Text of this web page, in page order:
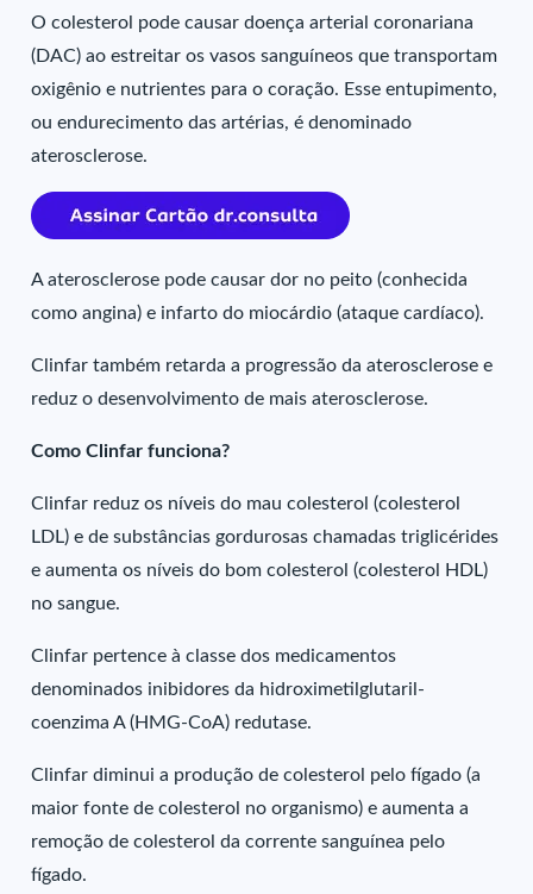
O colesterol pode causar doença arterial coronariana
(DAC) ao estreitar os vasos sanguíneos que transportam
oxigênio e nutrientes para o coração. Esse entupimento,
ou endurecimento das artérias, é denominado
aterosclerose.
A aterosclerose pode causar dor no peito (conhecida
como angina) e infarto do miocárdio (ataque cardíaco).
Clinfar também retarda a progressão da aterosclerose e
reduz o desenvolvimento de mais aterosclerose.
Como Clinfar funciona?
Clinfar reduz os níveis do mau colesterol (colesterol
LDL) e de substâncias gordurosas chamadas triglicérides
e aumenta os níveis do bom colesterol (colesterol HDL)
no sangue.
Clinfar pertence à classe dos medicamentos
denominados inibidores da hidroximetilglutaril-
coenzima A (HMG-CoA) redutase.
Clinfar diminui a produção de colesterol pelo fígado (a
maior fonte de colesterol no organismo) e aumenta a
remoção de colesterol da corrente sanguínea pelo
fígado.